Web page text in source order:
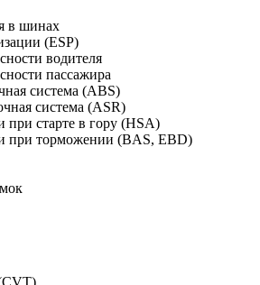
в шинах
(ESP)
водителя
пассажира
система (ABS)
система (ASR)
старте в гору (HSA)
при торможении (BAS, EBD)